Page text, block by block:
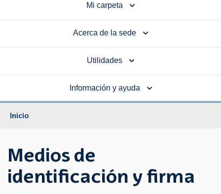
Mi carpeta
Acerca de la sede
Utilidades
Información y ayuda
Inicio
Medios de
identificación y firma